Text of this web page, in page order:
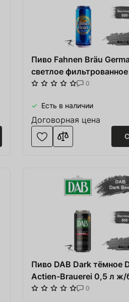
Пиво Fahnen Bräu
светлое
0
Есть в наличии
Договорная цена
Пиво DAB Dark тёмное
Actien-Brauerei 0,5 л ж/
0